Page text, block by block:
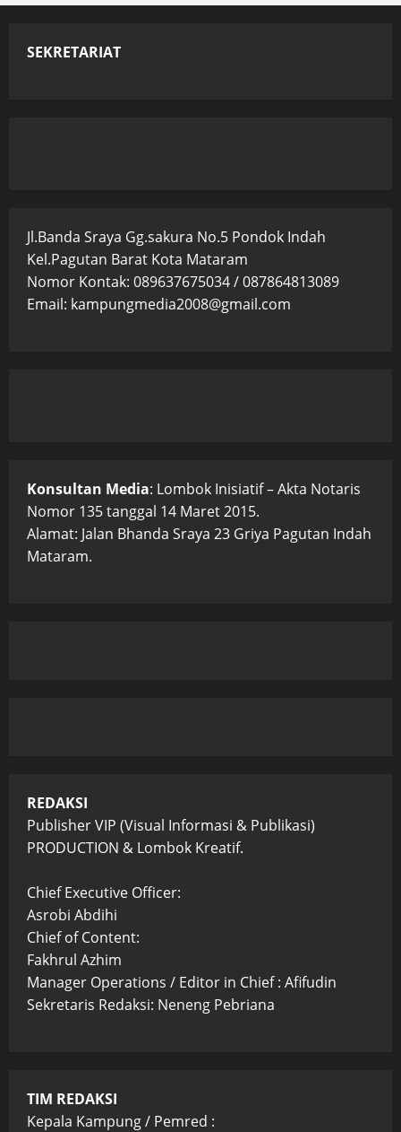
SEKRETARIAT
Jl.Banda Sraya Gg.sakura No.5 Pondok Indah
Kel.Pagutan Barat Kota Mataram
Nomor Kontak: 089637675034 / 087864813089
Email: kampungmedia2008@gmail.com
Konsultan Media: Lombok Inisiatif – Akta Notaris
Nomor 135 tanggal 14 Maret 2015.
Alamat: Jalan Bhanda Sraya 23 Griya Pagutan Indah
Mataram.
REDAKSI
Publisher VIP (Visual Informasi & Publikasi)
PRODUCTION & Lombok Kreatif.
Chief Executive Officer:
Asrobi Abdihi
Chief of Content:
Fakhrul Azhim
Manager Operations / Editor in Chief : Afifudin
Sekretaris Redaksi: Neneng Pebriana
TIM REDAKSI
Kepala Kampung / Pemred :